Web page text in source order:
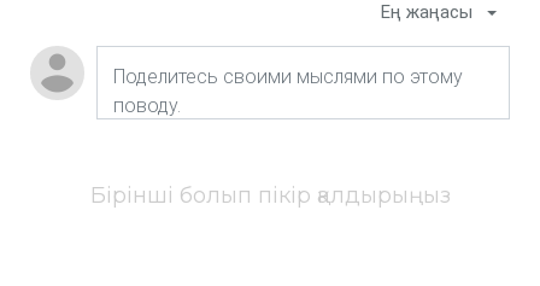
Ең жаңасы
Бірінші болып пікір қалдырыңыз